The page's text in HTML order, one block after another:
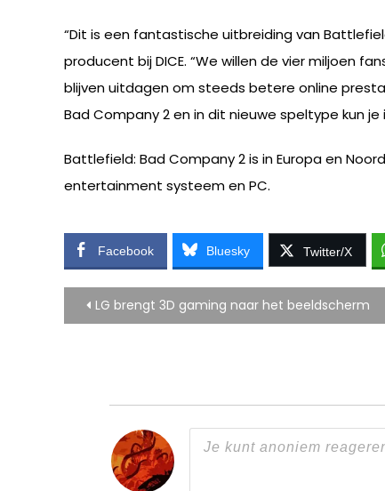
“Dit is een fantastische uitbreiding van
producent bij DICE. “We willen de vier miljoen
blijven uitdagen om steeds betere online
Bad Company 2 en in dit nieuwe speltype kun
Battlefield: Bad Company 2 is in Europa en
entertainment systeem en PC.
Facebook Bluesky Twitter/X
Bericht
LG brengt 3D gaming naar het beeldscherm